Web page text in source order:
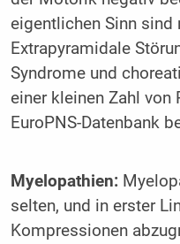
eigentlichen Sinn sind
Extrapyramidale
Syndrome und
einer kleinen Zahl von
EuroPNS-Datenbank
Myelopathien:
selten, und in erster
Kompressionen